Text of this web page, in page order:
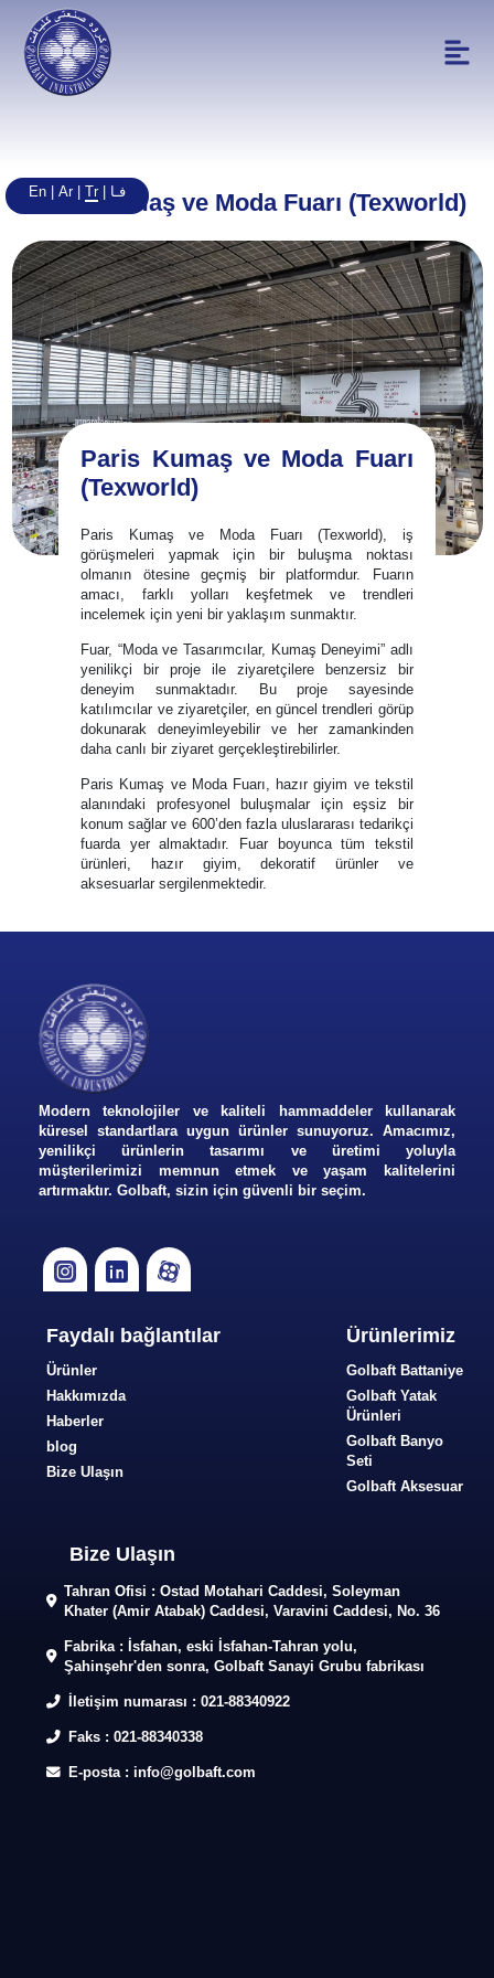
فـا |
En| Ar| Tr
Paris Kumaş ve Moda Fuarı (Texworld)
Paris Kumaş ve Moda Fuarı
(Texworld)
Paris Kumaş ve Moda Fuarı (Texworld), iş
görüşmeleri yapmak için bir buluşma noktası
olmanın ötesine geçmiş bir platformdur. Fuarın
amacı, farklı yolları keşfetmek ve trendleri
incelemek için yeni bir yaklaşım sunmaktır.
Fuar, “Moda ve Tasarımcılar, Kumaş Deneyimi” adlı
yenilikçi bir proje ile ziyaretçilere benzersiz bir
deneyim sunmaktadır. Bu proje sayesinde
katılımcılar ve ziyaretçiler, en güncel trendleri görüp
dokunarak deneyimleyebilir ve her zamankinden
daha canlı bir ziyaret gerçekleştirebilirler.
Paris Kumaş ve Moda Fuarı, hazır giyim ve tekstil
alanındaki profesyonel buluşmalar için eşsiz bir
konum sağlar ve 600’den fazla uluslararası tedarikçi
fuarda yer almaktadır. Fuar boyunca tüm tekstil
ürünleri, hazır giyim, dekoratif ürünler ve
aksesuarlar sergilenmektedir.
Modern teknolojiler ve kaliteli hammaddeler kullanarak
küresel standartlara uygun ürünler sunuyoruz. Amacımız,
yenilikçi ürünlerin tasarımı ve üretimi yoluyla
müşterilerimizi memnun etmek ve yaşam kalitelerini
artırmaktır. Golbaft, sizin için güvenli bir seçim.
Faydalı bağlantılar
Ürünler
Hakkımızda
Haberler
blog
Bize Ulaşın
Ürünlerimiz
Golbaft Battaniye
Golbaft Yatak
Ürünleri
Golbaft Banyo
Seti
Golbaft Aksesuar
Bize Ulaşın
Tahran Ofisi : Ostad Motahari Caddesi, Soleyman
Khater (Amir Atabak) Caddesi, Varavini Caddesi, No. 36
Fabrika : İsfahan, eski İsfahan-Tahran yolu,
Şahinşehr'den sonra, Golbaft Sanayi Grubu fabrikası
İletişim numarası : 021-88340922
Faks : 021-88340338
E-posta : info@golbaft.com